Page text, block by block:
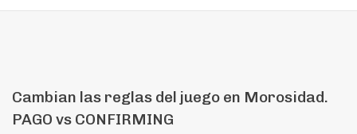
Cambian las reglas del juego en Morosidad.
PAGO vs CONFIRMING